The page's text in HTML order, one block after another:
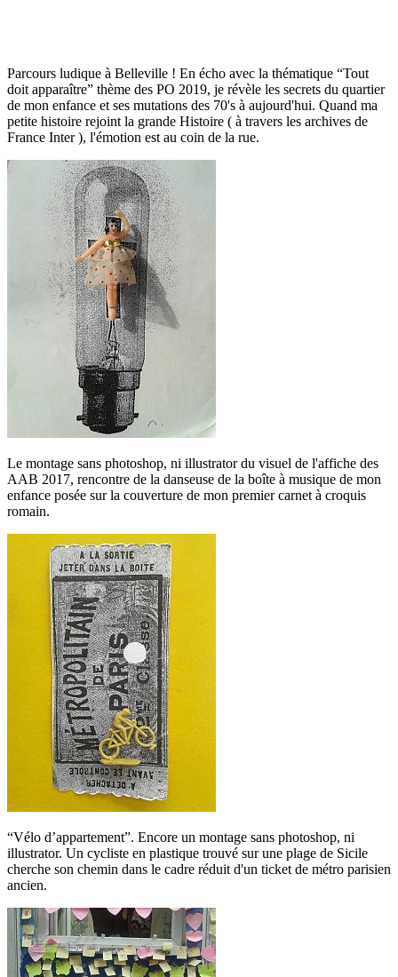
Parcours ludique à Belleville ! En écho avec la thématique “Tout
doit apparaître” thème des PO 2019, je révèle les secrets du quartier
de mon enfance et ses mutations des 70's à aujourd'hui. Quand ma
petite histoire rejoint la grande Histoire ( à travers les archives de
France Inter ), l'émotion est au coin de la rue.
Le montage sans photoshop, ni illustrator du visuel de l'affiche des
AAB 2017, rencontre de la danseuse de la boîte à musique de mon
enfance posée sur la couverture de mon premier carnet à croquis
romain.
“Vélo d’appartement”. Encore un montage sans photoshop, ni
illustrator. Un cycliste en plastique trouvé sur une plage de Sicile
cherche son chemin dans le cadre réduit d'un ticket de métro parisien
ancien.